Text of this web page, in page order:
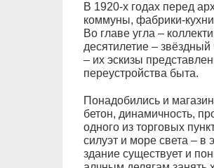
В 1920-х годах перед
коммуны, фабрики-
Во главе угла –
десятилетие –
– их эскизы
переустройства быта.
Понадобились и
бетон, динамичность,
одного из торговых
силуэт и море света – в
здание существует и